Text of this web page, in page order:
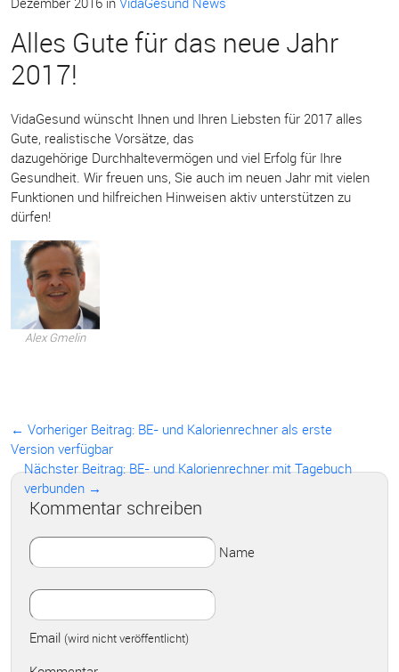
Alles Gute für das neue Jahr
2017!
VidaGesund wünscht Ihnen und Ihren Liebsten für 2017 alles
Gute, realistische Vorsätze, das
dazugehörige Durchhaltevermögen und viel Erfolg für Ihre
Gesundheit. Wir freuen uns, Sie auch im neuen Jahr mit vielen
Funktionen und hilfreichen Hinweisen aktiv unterstützen zu
dürfen!
Alex Gmelin
← Vorheriger Beitrag: BE- und Kalorienrechner als erste
Version verfügbar
Nächster Beitrag: BE- und Kalorienrechner mit Tagebuch
verbunden →
Kommentar schreiben
Name
Email (wird nicht veröffentlicht)